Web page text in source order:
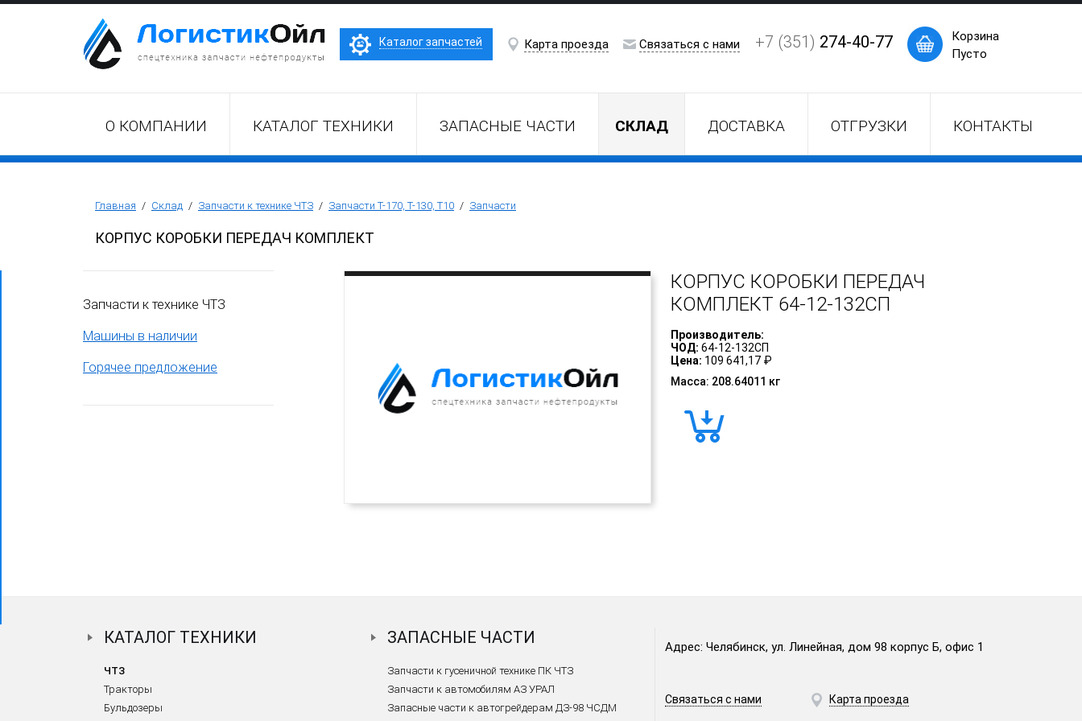
Бульдозер Б12
Трубоукладчики ТР12 /ТР20
Каталог запчастей Карта проезда Связаться с нами +7 (351) 274-40-77
Корзина
Пусто
О КОМПАНИИ КАТАЛОГ ТЕХНИКИ ЗАПАСНЫЕ ЧАСТИ СКЛАД ДОСТАВКА ОТГРУЗКИ КОНТАКТЫ
Главная / Склад / Запчасти к технике ЧТЗ / Запчасти Т-170, Т-130, Т10 / Запчасти
КОРПУС КОРОБКИ ПЕРЕДАЧ КОМПЛЕКТ
КОРПУС КОРОБКИ ПЕРЕДАЧ
КОМПЛЕКТ 64-12-132СП
Производитель:
ЧОД: 64-12-132СП
Цена: 109 641,17 ₽
Масса: 208.64011 кг
Запчасти к технике ЧТЗ
Машины в наличии
Горячее предложение
КАТАЛОГ ТЕХНИКИ
ЧТЗ
Тракторы
Бульдозеры
ЗАПАСНЫЕ ЧАСТИ
Запчасти к гусеничной технике ПК ЧТЗ
Запчасти к автомобилям АЗ УРАЛ
Запасные части к автогрейдерам ДЗ-98 ЧСДМ
Адрес: Челябинск, ул. Линейная, дом 98 корпус Б, офис 1
Связаться с нами Карта проезда